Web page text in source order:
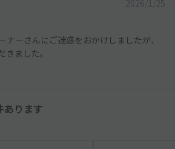
2026/1/25
ナーさんにご迷惑をおかけしましたが、
きました。
あります